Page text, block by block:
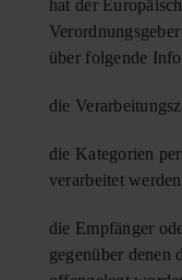
hat der
über folgende
die
die Kategorien
verarbeitet werden
die Empfänger
gegenüber denen